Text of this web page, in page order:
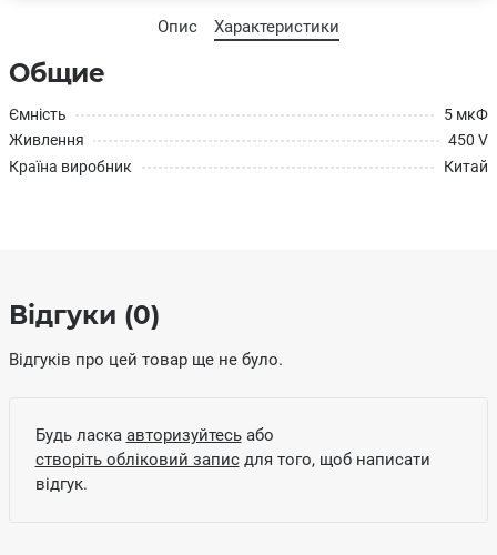
Опис Характеристики
Общие
Ємність
5 мкФ
Живлення
450 V
Країна виробник
Китай
Відгуки (0)
Відгуків про цей товар ще не було.
Будь ласка авторизуйтесьабо
створіть обліковий записдля того, щоб написати
відгук.